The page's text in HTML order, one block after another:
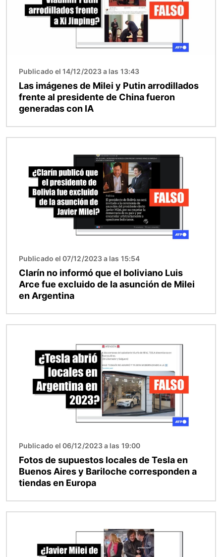
Publicado el 14/12/2023 a las 13:43
Las imágenes de Milei y Putin arrodillados
frente al presidente de China fueron
generadas con IA
Publicado el 07/12/2023 a las 15:54
Clarín no informó que el boliviano Luis
Arce fue excluido de la asunción de Milei
en Argentina
Publicado el 06/12/2023 a las 19:00
Fotos de supuestos locales de Tesla en
Buenos Aires y Bariloche corresponden a
tiendas en Europa